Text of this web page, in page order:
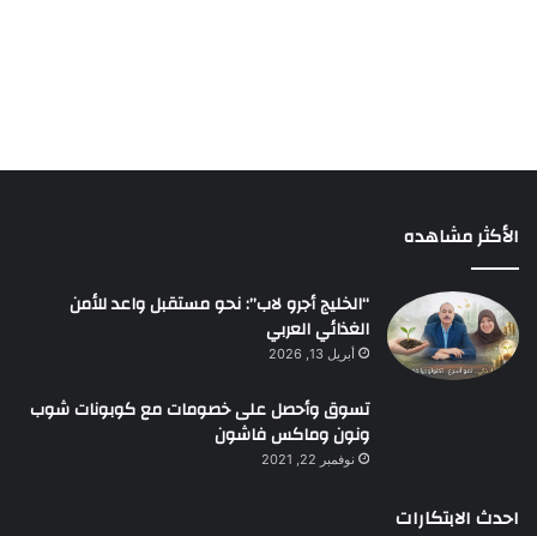
الأكثر مشاهده
“الخليج أجرو لاب”: نحو مستقبل واعد للأمن
الغذائي العربي
أبريل 13, 2026
تسوق وأحصل على خصومات مع كوبونات شوب
ونون وماكس فاشون
نوفمبر 22, 2021
احدث الابتكارات